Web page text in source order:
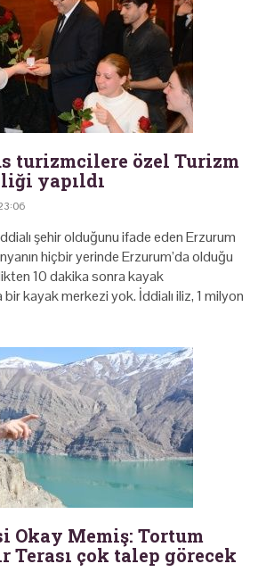
turizmcilere özel Turizm
yapıldı
şehir olduğunu ifade eden Erzurum
hiçbir yerinde Erzurum’da olduğu
10 dakika sonra kayak
kayak merkezi yok. İddialı iliz, 1 milyon
Okay Memiş: Tortum
Terası çok talep görecek